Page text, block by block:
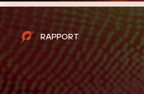
RAPPORT